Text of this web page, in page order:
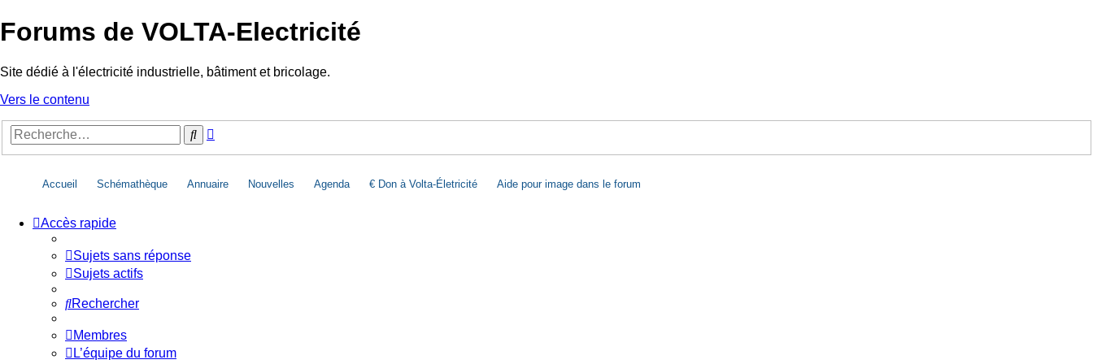
Forums de VOLTA-Electricité
Site dédié à l'électricité industrielle, bâtiment et bricolage.
Vers le contenu
Rechercher
Accueil Schémathèque Annuaire Nouvelles Agenda € Don à Volta-Életricité Aide pour image dans le forum
Accès rapide
Sujets sans réponse
Sujets actifs
Rechercher
Membres
L’équipe du forum